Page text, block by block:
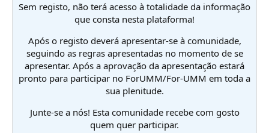
Sem registo, não terá acesso à totalidade da informação
que consta nesta plataforma!
Após o registo deverá apresentar-se à comunidade,
seguindo as regras apresentadas no momento de se
apresentar. Após a aprovação da apresentação estará
pronto para participar no ForUMM/For-UMM em toda a
sua plenitude.
Junte-se a nós! Esta comunidade recebe com gosto
quem quer participar.